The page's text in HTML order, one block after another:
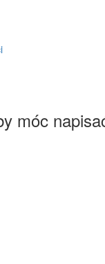
móc